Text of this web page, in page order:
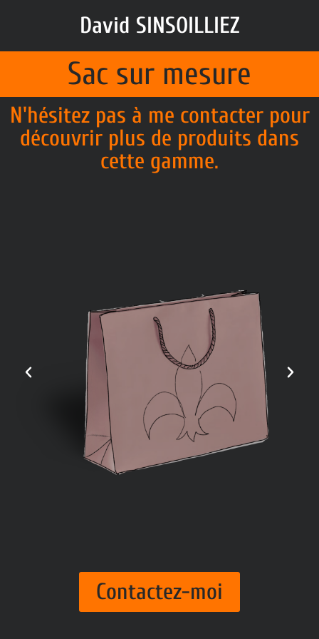
David SINSOILLIEZ
Sac sur mesure
N'hésitez pas à me contacter pour
découvrir plus de produits dans
cette gamme.
Contactez-moi